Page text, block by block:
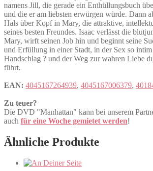
namens Jill, die gerade ein Enthüllungsbuch
und die er am liebsten erwürgen würde. Dann
Hals über Kopf in Mary, die attraktive,
seines besten Freundes. Isaac verlässt die
Mary, wirft seinen Job hin und beginnt seine
und Erfüllung in einer Stadt, in der Sex so
Handschlag ? und der Weg zur wahren Liebe
führt.
EAN: 4045167264939, 4045167006379,
Zu teuer?
Die DVD "Manhattan" kann bei unserem
auch für eine Woche gemietet werden!
Ähnliche Produkte